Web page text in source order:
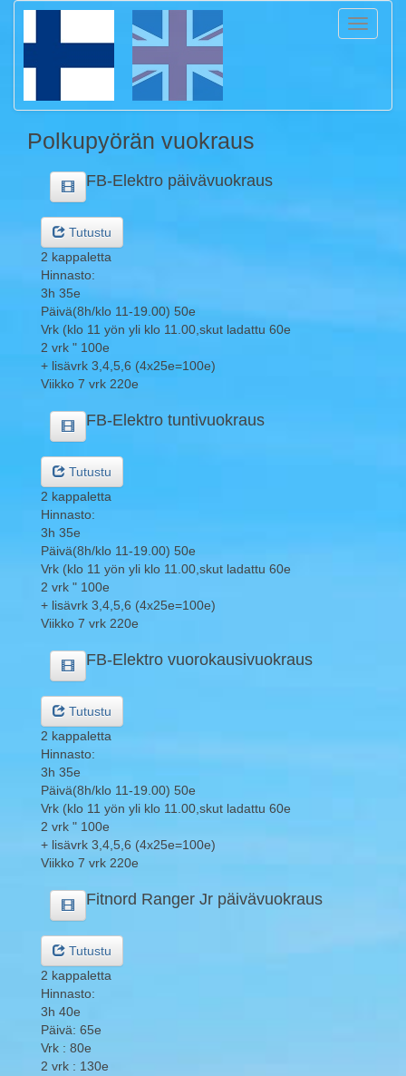
Toggle
Polkupyörän vuokraus
FB-Elektro päivävuokraus
Tutustu
2 kappaletta
Hinnasto:
3h 35e
Päivä(8h/klo 11-19.00) 50e
Vrk (klo 11 yön yli klo 11.00,skut ladattu 60e
2 vrk " 100e
+ lisävrk 3,4,5,6 (4x25e=100e)
Viikko 7 vrk 220e
FB-Elektro tuntivuokraus
Tutustu
2 kappaletta
Hinnasto:
3h 35e
Päivä(8h/klo 11-19.00) 50e
Vrk (klo 11 yön yli klo 11.00,skut ladattu 60e
2 vrk " 100e
+ lisävrk 3,4,5,6 (4x25e=100e)
Viikko 7 vrk 220e
FB-Elektro vuorokausivuokraus
Tutustu
2 kappaletta
Hinnasto:
3h 35e
Päivä(8h/klo 11-19.00) 50e
Vrk (klo 11 yön yli klo 11.00,skut ladattu 60e
2 vrk " 100e
+ lisävrk 3,4,5,6 (4x25e=100e)
Viikko 7 vrk 220e
Fitnord Ranger Jr päivävuokraus
Tutustu
2 kappaletta
Hinnasto:
3h 40e
Päivä: 65e
Vrk : 80e
2 vrk : 130e